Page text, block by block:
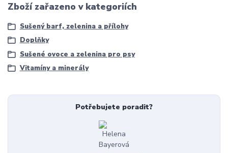
Zboží zařazeno v kategoriích
Sušený barf, zelenina a přílohy
Doplňky
Sušené ovoce a zelenina pro psy
Vitamíny a minerály
Potřebujete poradit?